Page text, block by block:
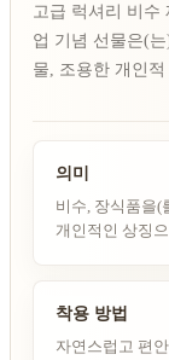
고급 럭셔리 비수
업 기념 선물은(
물, 조용한 개인
의미
비수, 장식품을(
개인적인 상징
착용 방법
자연스럽고 편